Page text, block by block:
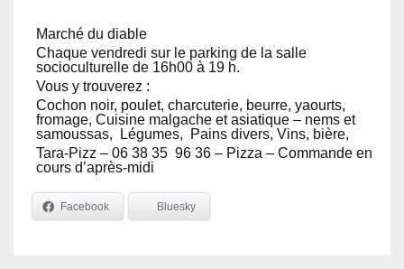
Marché du diable
Chaque vendredi sur le parking de la salle
socioculturelle de 16h00 à 19 h.
Vous y trouverez :
Cochon noir, poulet, charcuterie, beurre, yaourts,
fromage, Cuisine malgache et asiatique – nems et
samoussas, Légumes, Pains divers, Vins, bière,
Tara-Pizz – 06 38 35 96 36 – Pizza – Commande en
cours d’après-midi
Facebook Bluesky